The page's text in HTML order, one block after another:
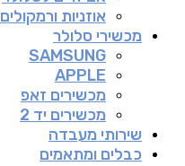
אוזניות ורמקולים
מכשירי סלולר
SAMSUNG
APPLE
מכשירים זאפ
מכשירים יד 2
שירותי מעבדה
כבלים ומתאמים